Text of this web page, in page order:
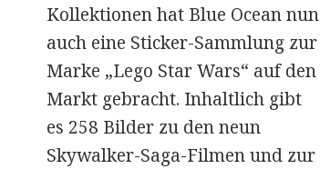
Kollektionen hat Blue Ocean nun
auch eine Sticker-Sammlung zur
Marke „Lego Star Wars“ auf den
Markt gebracht. Inhaltlich gibt
es 258 Bilder zu den neun
Skywalker-Saga-Filmen und zur